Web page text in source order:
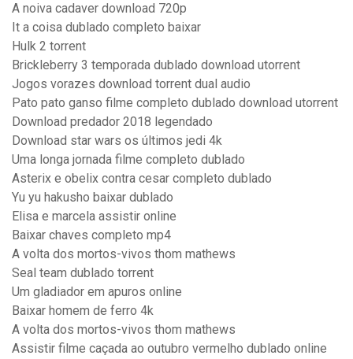
A noiva cadaver download 720p
It a coisa dublado completo baixar
Hulk 2 torrent
Brickleberry 3 temporada dublado download utorrent
Jogos vorazes download torrent dual audio
Pato pato ganso filme completo dublado download utorrent
Download predador 2018 legendado
Download star wars os últimos jedi 4k
Uma longa jornada filme completo dublado
Asterix e obelix contra cesar completo dublado
Yu yu hakusho baixar dublado
Elisa e marcela assistir online
Baixar chaves completo mp4
A volta dos mortos-vivos thom mathews
Seal team dublado torrent
Um gladiador em apuros online
Baixar homem de ferro 4k
A volta dos mortos-vivos thom mathews
Assistir filme caçada ao outubro vermelho dublado online